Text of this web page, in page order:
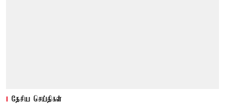
தேசிய செய்திகள்